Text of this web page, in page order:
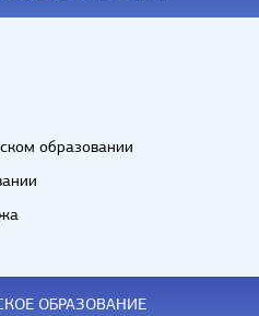
образовании
ОБРАЗОВАНИЕ